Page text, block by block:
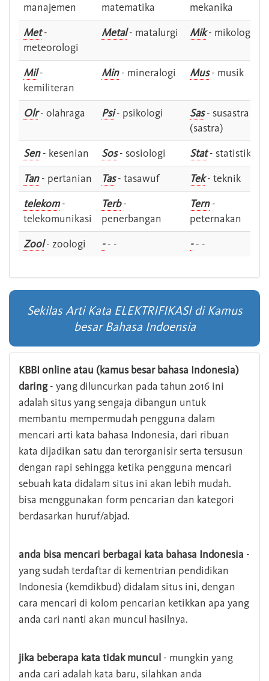
manajemen
matematika
mekanika
Met-
meteorologi
Metal- matalurgi Mik- mikologi
Mil-
kemiliteran
Min- mineralogi Mus- musik
Olr- olahraga Psi- psikologi Sas- susastra -
(sastra)
Sen- kesenian Sos- sosiologi Stat- statistik
Tan- pertanian Tas- tasawuf Tek- teknik
telekom-
telekomunikasi
Terb-
penerbangan
Tern-
peternakan
Zool- zoologi -- - -- -
Sekilas Arti Kata ELEKTRIFIKASI di Kamus
besar Bahasa Indoensia
KBBI online atau (kamus besar bahasa Indonesia)
daring- yang diluncurkan pada tahun 2016 ini
adalah situs yang sengaja dibangun untuk
membantu mempermudah pengguna dalam
mencari arti kata bahasa Indonesia, dari ribuan
kata dijadikan satu dan terorganisir serta tersusun
dengan rapi sehingga ketika pengguna mencari
sebuah kata didalam situs ini akan lebih mudah.
bisa menggunakan form pencarian dan kategori
berdasarkan huruf/abjad.
anda bisa mencari berbagai kata bahasa Indonesia -
yang sudah terdaftar di kementrian pendidikan
Indonesia (kemdikbud) didalam situs ini, dengan
cara mencari di kolom pencarian ketikkan apa yang
anda cari nanti akan muncul hasilnya.
jika beberapa kata tidak muncul - mungkin yang
anda cari adalah kata baru, silahkan anda